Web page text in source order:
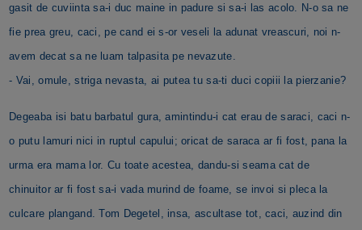
gasit de cuviinta sa-i duc maine in padure si sa-i las acolo. N-o sa ne
fie prea greu, caci, pe cand ei s-or veseli la adunat vreascuri, noi n-
avem decat sa ne luam talpasita pe nevazute.
- Vai, omule, striga nevasta, ai putea tu sa-ti duci copiii la pierzanie?
Degeaba isi batu barbatul gura, amintindu-i cat erau de saraci, caci n-
o putu lamuri nici in ruptul capului; oricat de saraca ar fi fost, pana la
urma era mama lor. Cu toate acestea, dandu-si seama cat de
chinuitor ar fi fost sa-i vada murind de foame, se invoi si pleca la
culcare plangand. Tom Degetel, insa, ascultase tot, caci, auzind din